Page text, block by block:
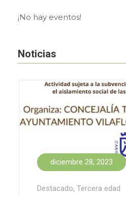
¡No hay eventos!
Noticias
diciembre 28, 2023
Destacado, Tercera edad